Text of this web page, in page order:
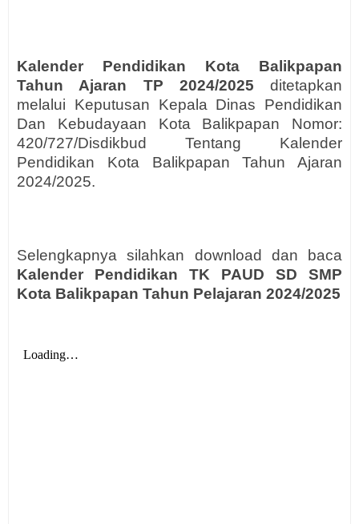
Kalender Pendidikan Kota Balikpapan
Tahun Ajaran TP 2024/2025 ditetapkan
melalui Keputusan Kepala Dinas Pendidikan
Dan Kebudayaan Kota Balikpapan Nomor:
420/727/Disdikbud Tentang Kalender
Pendidikan Kota Balikpapan Tahun Ajaran
2024/2025.
Selengkapnya silahkan download dan baca
Kalender Pendidikan TK PAUD SD SMP
Kota Balikpapan Tahun Pelajaran 2024/2025